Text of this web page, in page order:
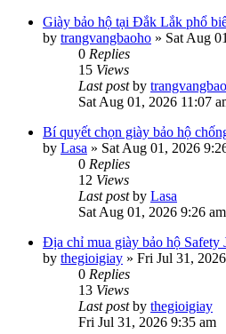
Giày bảo hộ tại Đắk Lắk phổ
by trangvangbaoho » Sat Aug
0 Replies
15 Views
Last postby
Sat Aug 01, 2026 11:07
Bí quyết chọn giày bảo hộ
by Lasa » Sat Aug 01, 2026
0 Replies
12 Views
Last postby Lasa
Sat Aug 01, 2026 9:26 am
Địa chỉ mua giày bảo hộ Safety
by thegioigiay » Fri Jul 31,
0 Replies
13 Views
Last postby thegioigiay
Fri Jul 31, 2026 9:35 am